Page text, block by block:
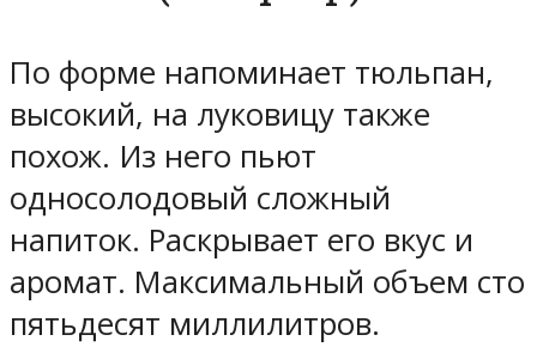
По форме напоминает тюльпан,
высокий, на луковицу также
похож. Из него пьют
односолодовый сложный
напиток. Раскрывает его вкус и
аромат. Максимальный объем сто
пятьдесят миллилитров.